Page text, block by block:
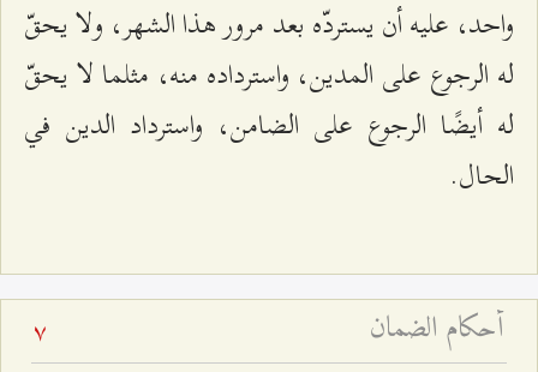
واحد، عليه أن يستردّه بعد مرور هذا الشهر، ولا يحقّ
له الرجوع على المدين، واسترداده منه، مثلما لا يحقّ
له أيضًا الرجوع على الضامن، واسترداد الدين في
الحال.
أحكام الضمان 7